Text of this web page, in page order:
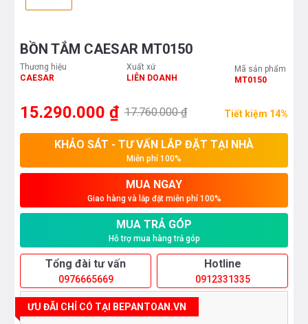
BỒN TẮM CAESAR MT0150
Thương hiệu
CAESAR
Xuất xứ
LIÊN DOANH
Mã sản phẩm
MT0150
15.290.000 ₫ 17.760.000 ₫ Tiết kiệm 14%
KHẢO SÁT - TƯ VẤN LẮP ĐẶT TẠI NHÀ
Miễn phí 100%
MUA NGAY
Giao hàng và lắp đặt miễn phí 100%
MUA TRẢ GÓP
Hỗ trợ mua hàng trả góp
Tổng đài tư vấn
0976665669
Hotline
0912331335
ƯU ĐÃI CHỈ CÓ TẠI BEPANTOAN.VN